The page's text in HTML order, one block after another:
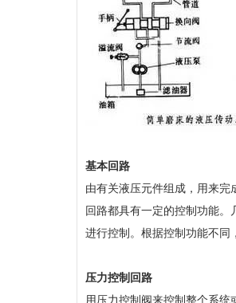
基本回路
由有关液压元件组成，用来
回路都具有一定的控制功能
进行控制。根据控制功能不同
压力控制回路
用压力控制阀来控制整个系